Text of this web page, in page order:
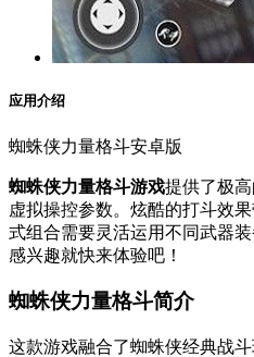
应用介绍
蜘蛛侠力量格斗安卓版
蜘蛛侠力量格斗游戏提供了极
虚拟操控参数。炫酷的打斗效
式组合需要灵活运用不同武器
感兴趣就快来体验吧！
蜘蛛侠力量格斗简介
这款游戏融合了蜘蛛侠经典战